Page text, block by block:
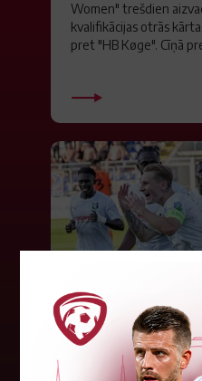
Women" trešdien
kvalifikācijas otrās
pret "HB Køge". Cīņā
FK "Auda" pie
turpina baudīt